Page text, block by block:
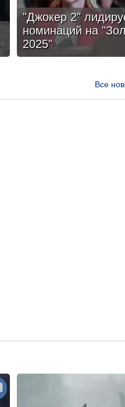
"Джокер 2"
номинаций на
2025"
Все